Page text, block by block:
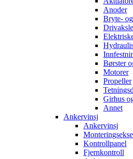
Anoder
Bryte-
Børster
Motorer
Propeller
Girhus
Annet
Ankervinsj
Ankervinsj
Kontrollpanel
Fjernkontroll